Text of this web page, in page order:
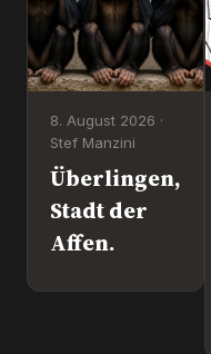
8. August 2026 ·
Stef Manzini
Überlingen,
Stadt der
Affen.